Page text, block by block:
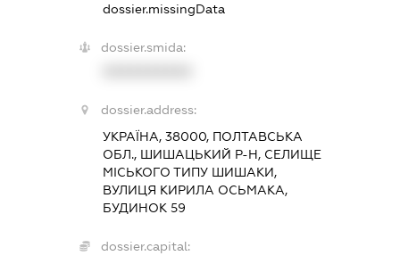
dossier.missingData
dossier.smida:
dossier.address:
УКРАЇНА, 38000, ПОЛТАВСЬКА
ОБЛ., ШИШАЦЬКИЙ Р-Н, СЕЛИЩЕ
МІСЬКОГО ТИПУ ШИШАКИ,
ВУЛИЦЯ КИРИЛА ОСЬМАКА,
БУДИНОК 59
dossier.capital: